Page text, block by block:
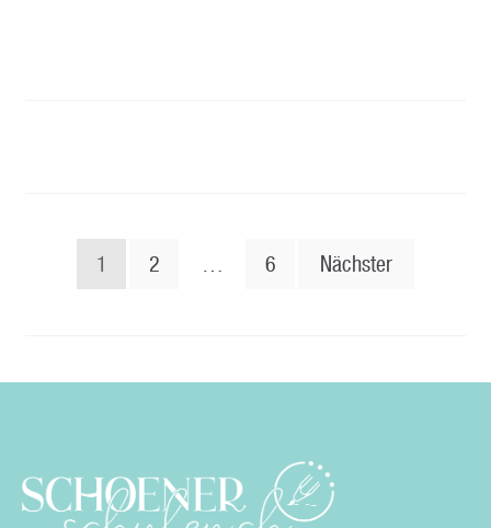
SEITENNUMMERIERUNG
DER
1 2 … 6 Nächster